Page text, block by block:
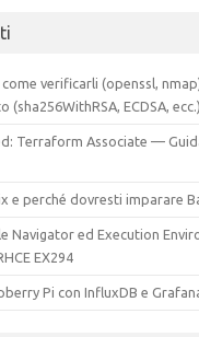
come verificarli (openssl,
ECDSA, ecc.)
Terraform Associate —
e perché dovresti imparare
Navigator ed Execution
EX294
Pi con InfluxDB e